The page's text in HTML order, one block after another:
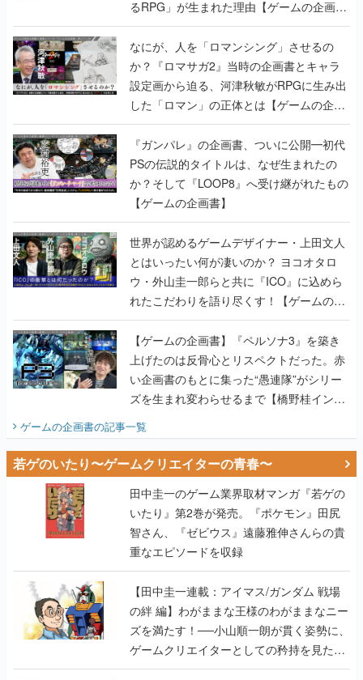
るRPG」が生まれた理由【ゲームの企画
書】
なにが、人を「ロマンシング」させるの
か？『ロマサガ2』当時の企画書とキャラ
設定画から迫る、河津秋敏がRPGに生み出
した「ロマン」の正体とは【ゲームの企画
書】
『ガンパレ』の企画書、ついに公開━初代
PSの伝説的タイトルは、なぜ生まれたの
か？そして『LOOP8』へ受け継がれたもの
【ゲームの企画書】
世界が認めるゲームデザイナー・上田文人
とはいったい何が凄いのか？ ヨコオタロ
ウ・外山圭一郎らと共に『ICO』に込めら
れたこだわりを語り尽くす！【ゲームの企
画書】
【ゲームの企画書】『ペルソナ3』を築き
上げたのは反骨心とリスペクトだった。赤
い企画書のもとに集った“愚連隊”がシリー
ズを生まれ変わらせるまで【橋野桂インタ
ビュー】
ゲームの企画書の記事一覧
若ゲのいたり〜ゲームクリエイターの青春〜
田中圭一のゲーム業界取材マンガ『若ゲの
いたり』第2巻が発売。『ポケモン』田尻
智さん、『ゼビウス』遠藤雅伸さんらの貴
重なエピソードを収録
【田中圭一連載：アイマス/ガンダム 戦場
の絆 編】わがままな王様のわがままなニー
ズを満たす！──小山順一朗が貫く姿勢に、
ゲームクリエイターとしての矜持を見た
【若ゲのいたり最終回】